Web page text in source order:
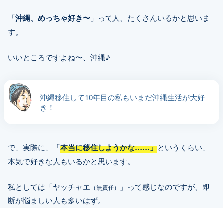
「沖縄、めっちゃ好き〜 」って人、たくさんいるかと思いま
す。
いいところですよね〜、沖縄♪
沖縄移住して10年目の私もいまだ沖縄生活が大好
き！
で、実際に、「本当に移住しようかな……」というくらい、
本気で好きな人もいるかと思います。
私としては「ヤッチャエ （無責任）
」って感じなのですが、即
断が悩ましい人も多いはず。